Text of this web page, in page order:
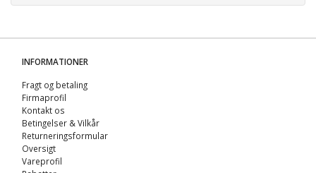
INFORMATIONER
Fragt og betaling
Firmaprofil
Kontakt os
Betingelser & Vilkår
Returneringsformular
Oversigt
Vareprofil